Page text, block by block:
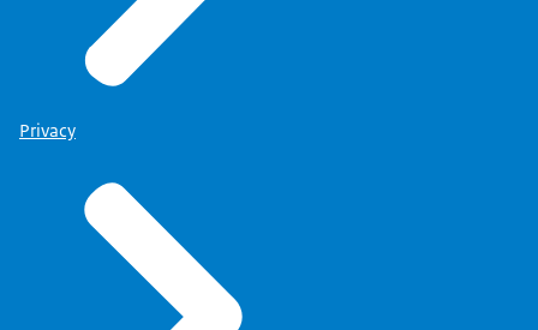
Privacy